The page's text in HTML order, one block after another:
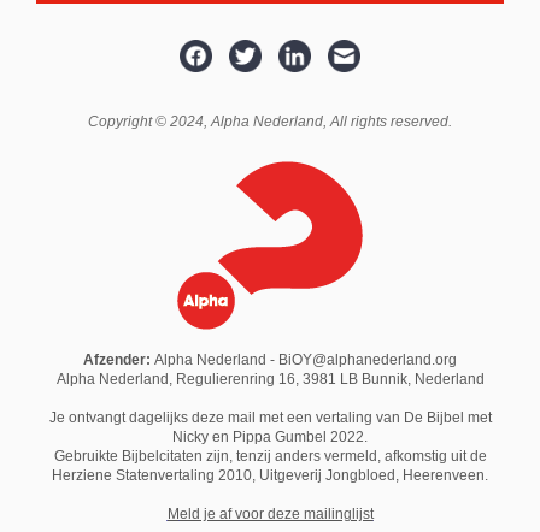
Copyright © 2024, Alpha Nederland , All rights reserved.
Afzender: Alpha Nederland - BiOY@alphanederland.org
Alpha Nederland, Regulierenring 16, 3981 LB Bunnik, Nederland
Je ontvangt dagelijks deze mail met een vertaling van De Bijbel met
Nicky en Pippa Gumbel 2022.
Gebruikte Bijbelcitaten zijn, tenzij anders vermeld, afkomstig uit de
Herziene Statenvertaling 2010, Uitgeverij Jongbloed , Heerenveen.
Meld je af voor deze mailinglijst